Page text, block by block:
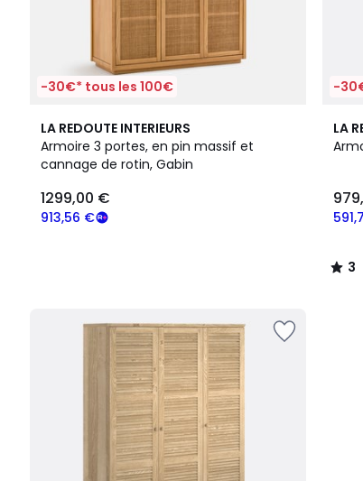
-30€* tous les 100€
LA REDOUTE INTERIEURS
Armoire 3 portes, en pin massif et
cannage de rotin, Gabin
913,56 €
1299,00 €
-
LA
3
/
2
3
/